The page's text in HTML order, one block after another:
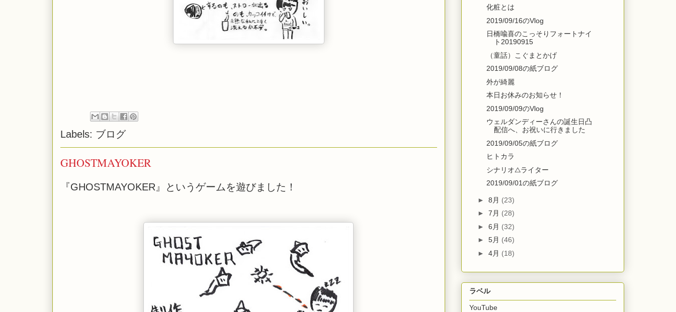
Labels: ブログ
GHOSTMAYOKER
『GHOSTMAYOKER』というゲームを遊びました！
化粧とは
2019/09/16のVlog
日橋喩喜のこっそりフォートナイ
ト20190915
（童話）こぐまとかげ
2019/09/08の紙ブログ
外が綺麗
本日お休みのお知らせ！
2019/09/09のVlog
ウェルダンディーさんの誕生日凸
配信へ、お祝いに行きました
2019/09/05の紙ブログ
ヒトカラ
シナリオ△ライター
2019/09/01の紙ブログ
►8月 (23)
►7月 (28)
►6月 (32)
►5月 (46)
►4月 (18)
ラベル
YouTube